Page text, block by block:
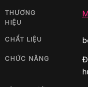
THƯƠNG
HIỆU
CHẤT LIỆU
CHỨC NĂNG